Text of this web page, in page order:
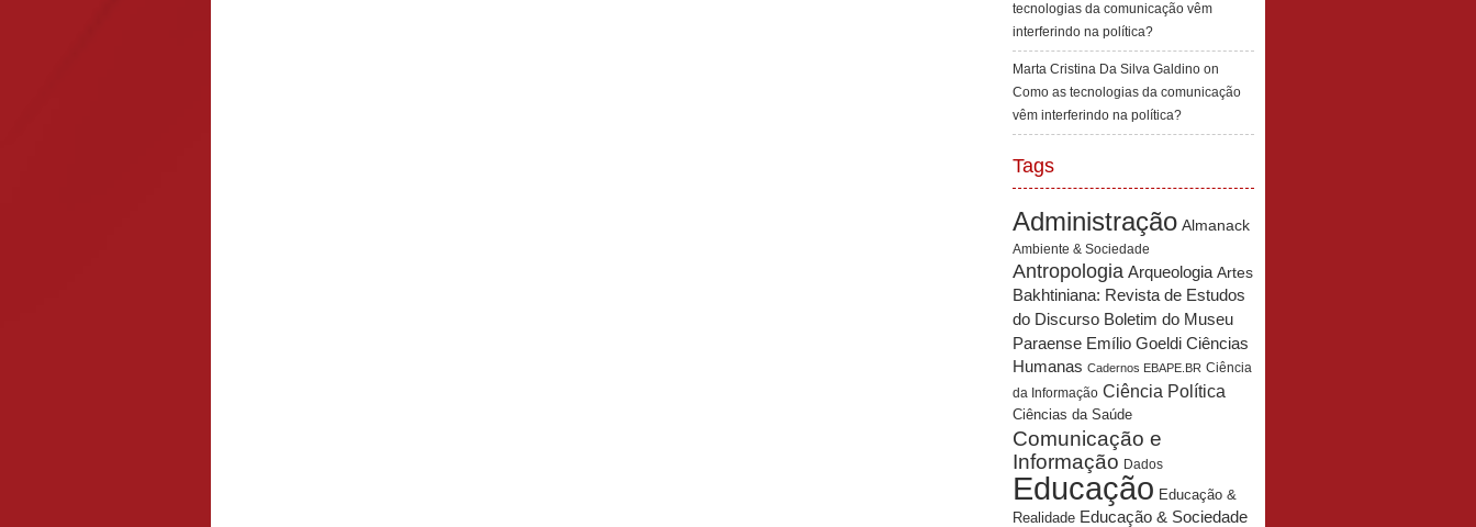
tecnologias da comunicação vêm
interferindo na política?
Marta Cristina Da Silva Galdino on
Como as tecnologias da comunicação
vêm interferindo na política?
Tags
Administração Almanack
Ambiente & Sociedade
Antropologia Arqueologia Artes
Bakhtiniana: Revista de Estudos
do Discurso Boletim do Museu
Paraense Emílio Goeldi Ciências
Humanas Cadernos EBAPE.BR Ciência
da Informação Ciência Política
Ciências da Saúde
Comunicação e
Informação Dados
Educação Educação &
Realidade Educação & Sociedade